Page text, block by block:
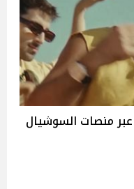
منصات السوشيال